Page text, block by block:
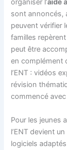
organiser l’aide
sont annoncés,
peuvent vérifier
familles
peut être
en complément
l’ENT : vidéos
révision
commencé
Pour les jeunes
l’ENT devient
logiciels